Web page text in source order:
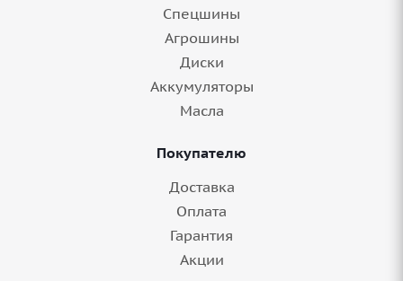
Спецшины
Агрошины
Диски
Аккумуляторы
Масла
Покупателю
Доставка
Оплата
Гарантия
Акции